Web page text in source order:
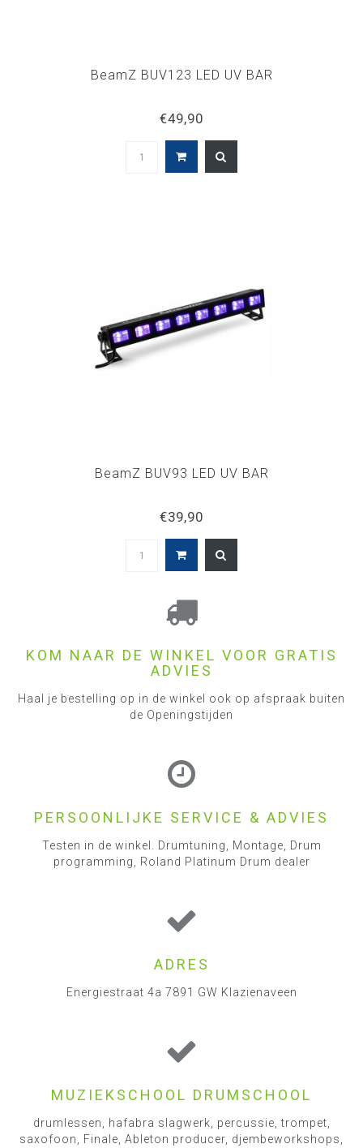
BeamZ BUV123 LED UV BAR
€49,90
BeamZ BUV93 LED UV BAR
€39,90
KOM NAAR DE WINKEL VOOR GRATIS
ADVIES
Haal je bestelling op in de winkel ook op afspraak buiten
de Openingstijden
PERSOONLIJKE SERVICE & ADVIES
Testen in de winkel. Drumtuning, Montage, Drum
programming, Roland Platinum Drum dealer
ADRES
Energiestraat 4a 7891 GW Klazienaveen
MUZIEKSCHOOL DRUMSCHOOL
drumlessen, hafabra slagwerk, percussie, trompet,
saxofoon, Finale, Ableton producer, djembeworkshops,